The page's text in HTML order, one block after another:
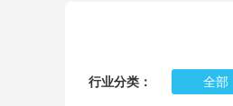
行业分类： 全部